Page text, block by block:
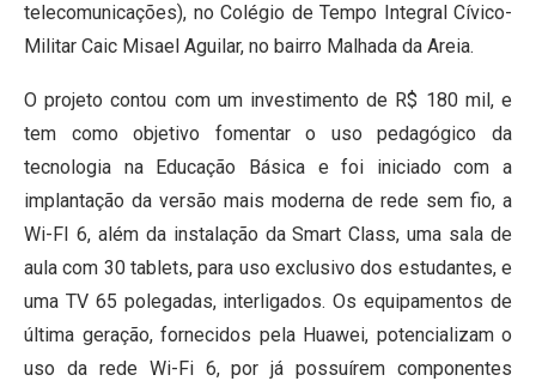
telecomunicações), no Colégio de Tempo Integral Cívico-
Militar Caic Misael Aguilar, no bairro Malhada da Areia.
O projeto contou com um investimento de R$ 180 mil, e
tem como objetivo fomentar o uso pedagógico da
tecnologia na Educação Básica e foi iniciado com a
implantação da versão mais moderna de rede sem fio, a
Wi-FI 6, além da instalação da Smart Class, uma sala de
aula com 30 tablets, para uso exclusivo dos estudantes, e
uma TV 65 polegadas, interligados. Os equipamentos de
última geração, fornecidos pela Huawei, potencializam o
uso da rede Wi-Fi 6, por já possuírem componentes